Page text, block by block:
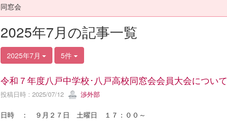
同窓会
2025年7月の記事一覧
2025年7月 5件
令和７年度八戸中学校･八戸高校同窓会会員大会について
投稿日時 : 2025/07/12 渉外部
日時 ： ９月２７日 土曜日 １７：００～